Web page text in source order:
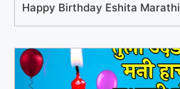
Happy Birthday Eshita Marathi